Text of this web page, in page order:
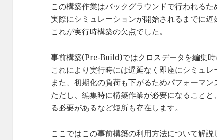
この構築作業はバックグラウンドで行われる
実際にシミュレーションが開始されるまでに
これが実行時構築の欠点でした。
事前構築(Pre-Build)ではクロスデータを編集
これにより実行時には遅延なく即座にシミュ
また、初期化の負荷も下がるためパフォーマ
ただし、編集時に構築作業が必要になること
る必要があるなど短所も存在します。
ここではこの事前構築の利用方法について解説